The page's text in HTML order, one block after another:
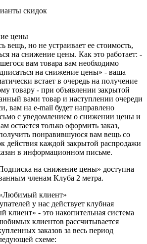
скидок
цены
вещь, но не устраивает ее стоимость,
на снижение цены. Как это работает: -
вам товара вам необходимо
на снижение цены» - ваша
встает в очередь на получение
товару - при объявлении закрытой
вами товар и наступлении очереди
вам на e-mail будет направлено
с уведомлением о снижении цены и
остается только оформить заказ,
понравившуюся вам вещь со
действия каждой закрытой распродажи
в информационном письме.
на снижение цены» доступна
членам Клуба 2 метра.
клиент»
у нас действует клубная
- это накопительная система
клиентов рассчитывается
заказов за весь период
схеме: